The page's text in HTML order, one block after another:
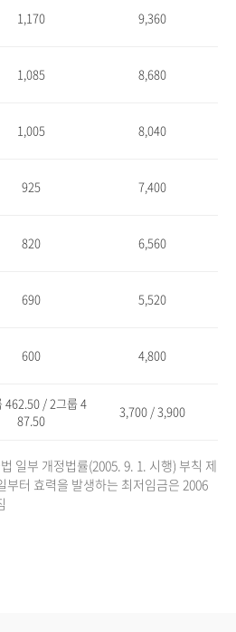
1,170 9,360
1,085 8,680
1,005 8,040
925 7,400
820 6,560
690 5,520
600 4,800
462.50 / 2그룹 4
87.50
3,700 / 3,900
일부 개정법률(2005. 9. 1. 시행) 부칙 제
부터 효력을 발생하는 최저임금은 2006